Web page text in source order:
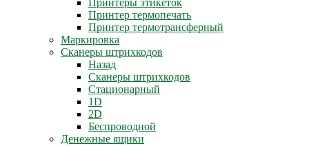
Принтеры этикеток
Принтер термопечать
Принтер термотрансферный
Маркировка
Сканеры штрихкодов
Назад
Сканеры штрихкодов
Стационарный
1D
2D
Беспроводной
Денежные ящики